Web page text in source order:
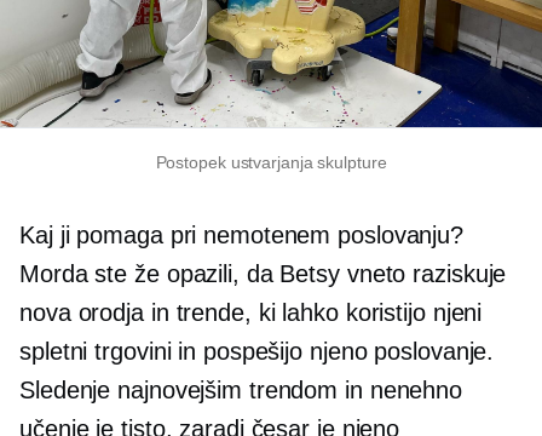
Postopek ustvarjanja skulpture
Kaj ji pomaga pri nemotenem poslovanju?
Morda ste že opazili, da Betsy vneto raziskuje
nova orodja in trende, ki lahko koristijo njeni
spletni trgovini in pospešijo njeno poslovanje.
Sledenje najnovejšim trendom in nenehno
učenje je tisto, zaradi česar je njeno